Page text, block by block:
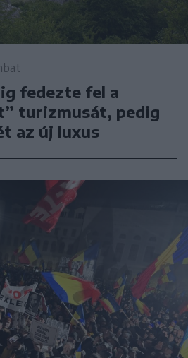
fedezte fel a
turizmusát, pedig
az új luxus